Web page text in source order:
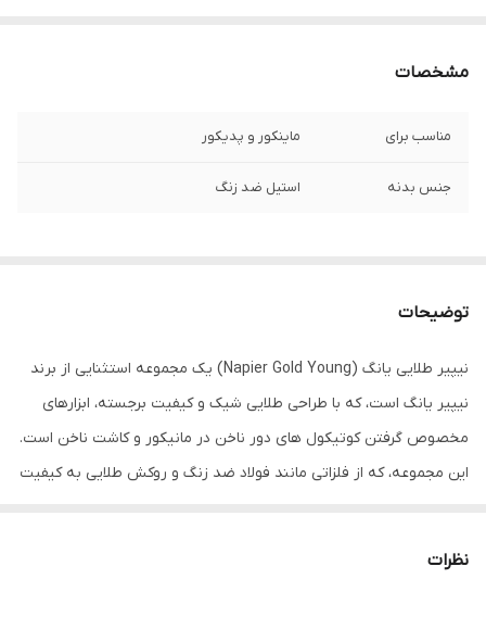
مشخصات
مناسب برای ماینکور و پدیکور
جنس بدنه استیل ضد زنگ
توضیحات
نیپیر طلایی یانگ (Napier Gold Young) یک مجموعه استثنایی از برند
نیپیر یانگ است، که با طراحی طلایی شیک و کیفیت برجسته، ابزارهای
مخصوص گرفتن کوتیکول های دور ناخن در مانیکور و کاشت ناخن است.
این مجموعه، که از فلزاتی مانند فولاد ضد زنگ و روکش طلایی به کیفیت
نظرات